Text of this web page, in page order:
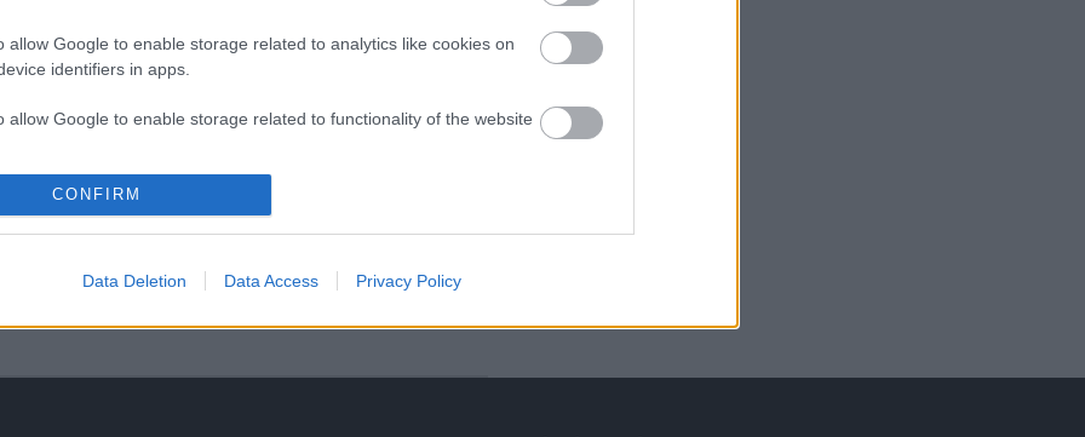
allow Google to enable storage related to analytics like cookies on
identifiers in apps.
allow Google to enable storage related to functionality of the website
allow Google to enable storage related to personalization.
functionality and fraud prevention, and other user protection.
CONFIRM
Data Deletion Data Access Privacy Policy
Egyetlen, fél évszázados
Épített öröksége megújításával is
évfordulójára